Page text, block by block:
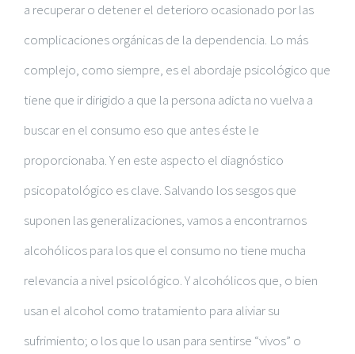
a recuperar o detener el deterioro ocasionado por las
complicaciones orgánicas de la dependencia. Lo más
complejo, como siempre, es el abordaje psicológico que
tiene que ir dirigido a que la persona adicta no vuelva a
buscar en el consumo eso que antes éste le
proporcionaba. Y en este aspecto el diagnóstico
psicopatológico es clave. Salvando los sesgos que
suponen las generalizaciones, vamos a encontrarnos
alcohólicos para los que el consumo no tiene mucha
relevancia a nivel psicológico. Y alcohólicos que, o bien
usan el alcohol como tratamiento para aliviar su
sufrimiento; o los que lo usan para sentirse “vivos” o